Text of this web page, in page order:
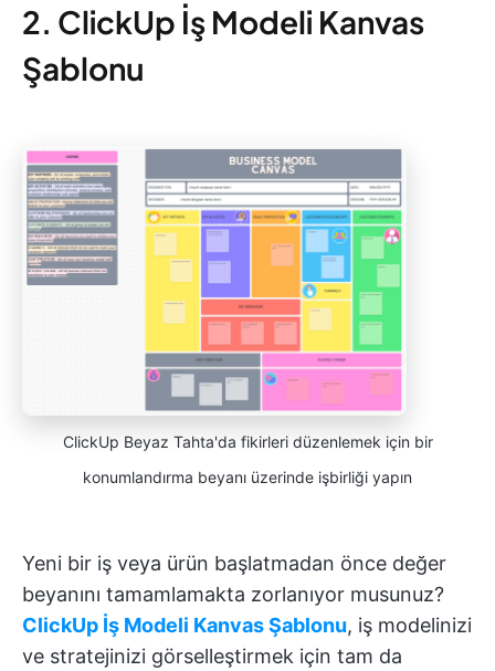
2. ClickUp İş Modeli Kanvas
Şablonu
ClickUp Beyaz Tahta'da fikirleri düzenlemek için bir
konumlandırma beyanı üzerinde işbirliği yapın
Yeni bir iş veya ürün başlatmadan önce değer
beyanını tamamlamakta zorlanıyor musunuz?
ClickUp İş Modeli Kanvas Şablonu, iş modelinizi
ve stratejinizi görselleştirmek için tam da